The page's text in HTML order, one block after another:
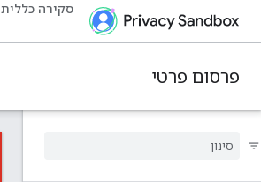
סקירה כללית
פרסום פרטי